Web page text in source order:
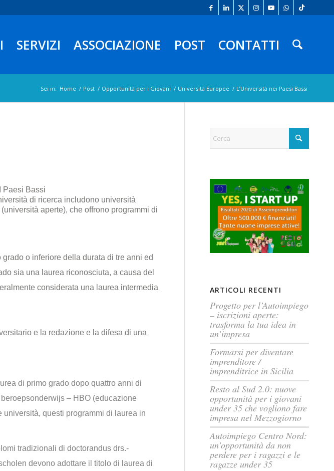
SERVIZI ASSOCIAZIONE POST CONTATTI
Sei in: Home / Post / Opportunità per i Giovani / Università Europee / L’Università nei Paesi Bassi
Paesi Bassi
di ricerca includono università
aperte), che offrono programmi di
o inferiore della durata di tre anni ed
sia una laurea riconosciuta, a causa del
considerata una laurea intermedia
e la redazione e la difesa di una
di primo grado dopo quattro anni di
– HBO (educazione
questi programmi di laurea in
tradizionali di doctorandus drs.-
devono adottare il titolo di laurea di
ARTICOLI RECENTI
Progetto per l’Autoimpiego
– iscrizioni aperte:
trasforma la tua idea in
un’impresa
Formarsi per diventare
imprenditore /
imprenditrice in Sicilia
Resto al Sud 2.0: nuove
opportunità per i giovani
under 35 che vogliono fare
impresa nel Mezzogiorno
Autoimpiego Centro Nord:
un’opportunità da non
perdere per i ragazzi e le
ragazze under 35